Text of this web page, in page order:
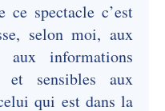
spectacle c’est
selon moi, aux
informations
et sensibles aux
qui est dans la